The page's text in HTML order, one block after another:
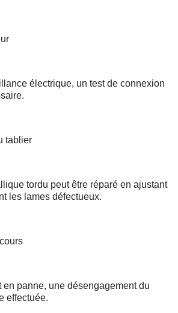
électrique, un test de connexion
tablier
tordu peut être réparé en ajustant
les lames défectueux.
en panne, une désengagement du
effectuée.